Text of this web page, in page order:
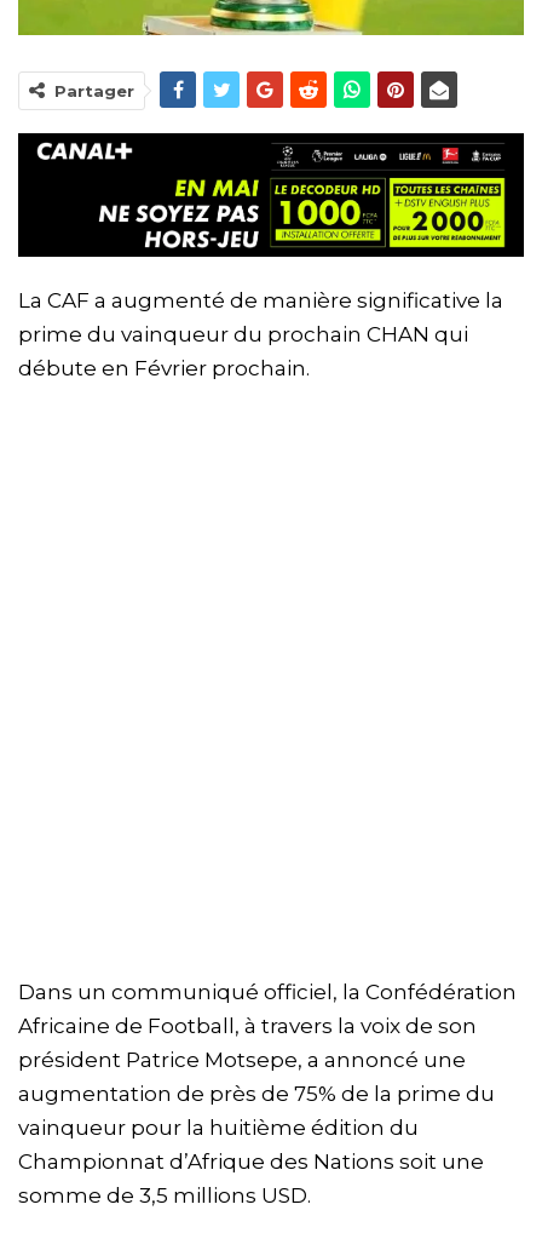
Partager
La CAF a augmenté de manière significative la
prime du vainqueur du prochain CHAN qui
débute en Février prochain.
Dans un communiqué officiel, la Confédération
Africaine de Football, à travers la voix de son
président Patrice Motsepe, a annoncé une
augmentation de près de 75% de la prime du
vainqueur pour la huitième édition du
Championnat d’Afrique des Nations soit une
somme de 3,5 millions USD.